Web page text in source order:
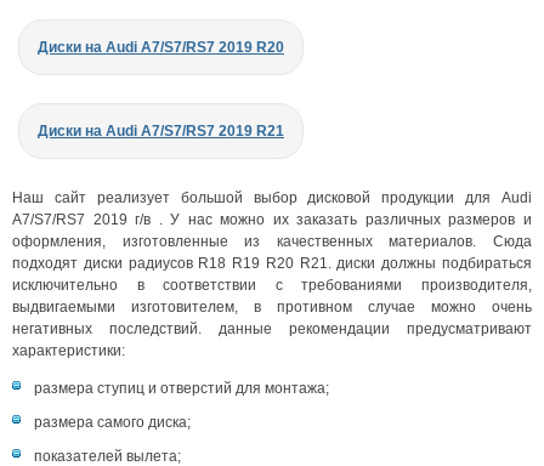
Диски на Audi A7/S7/RS7 2019 R20
Диски на Audi A7/S7/RS7 2019 R21
Наш сайт реализует большой выбор дисковой продукции для Audi
A7/S7/RS7 2019 г/в . У нас можно их заказать различных размеров и
оформления, изготовленные из качественных материалов. Сюда
подходят диски радиусов R18 R19 R20 R21. диски должны подбираться
исключительно в соответствии с требованиями производителя,
выдвигаемыми изготовителем, в противном случае можно очень
негативных последствий. данные рекомендации предусматривают
характеристики:
размера ступиц и отверстий для монтажа;
размера самого диска;
показателей вылета;